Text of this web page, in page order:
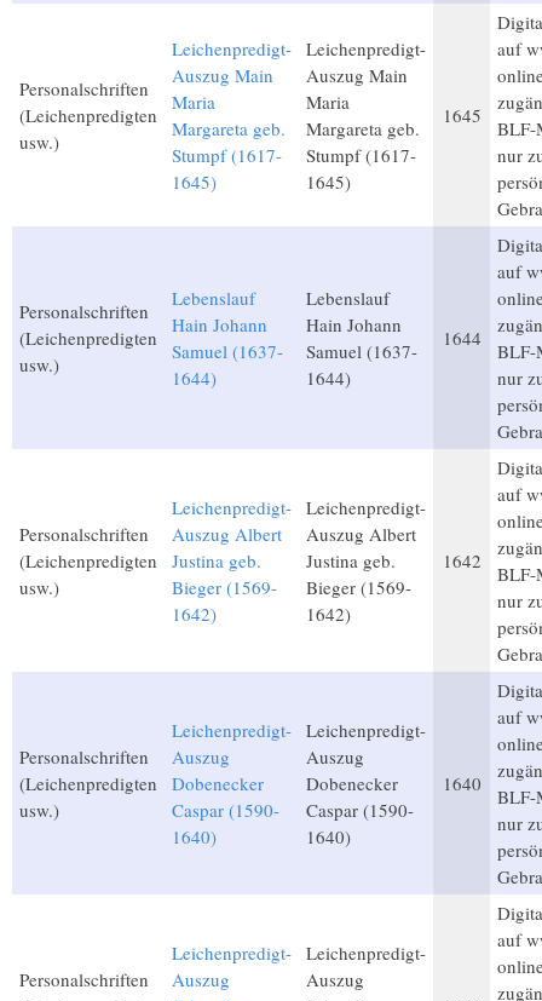
Personalschriften
(Leichenpredigten
usw.)
Leichenpredigt-
Auszug Main
Maria
Margareta geb.
Stumpf (1617-
1645)
Leichenpredigt-
Auszug Main
Maria
Margareta geb.
Stumpf (1617-
1645)
1645
auf
BLF-
nur
Personalschriften
(Leichenpredigten
usw.)
Lebenslauf
Hain Johann
Samuel (1637-
1644)
Lebenslauf
Hain Johann
Samuel (1637-
1644)
1644
auf
BLF-
nur
Personalschriften
(Leichenpredigten
usw.)
Leichenpredigt-
Auszug Albert
Justina geb.
Bieger (1569-
1642)
Leichenpredigt-
Auszug Albert
Justina geb.
Bieger (1569-
1642)
1642
auf
BLF-
nur
Personalschriften
(Leichenpredigten
usw.)
Leichenpredigt-
Auszug
Dobenecker
Caspar (1590-
1640)
Leichenpredigt-
Auszug
Dobenecker
Caspar (1590-
1640)
1640
auf
BLF-
nur
Personalschriften
Leichenpredigt-
Auszug
Leichenpredigt-
Auszug
auf